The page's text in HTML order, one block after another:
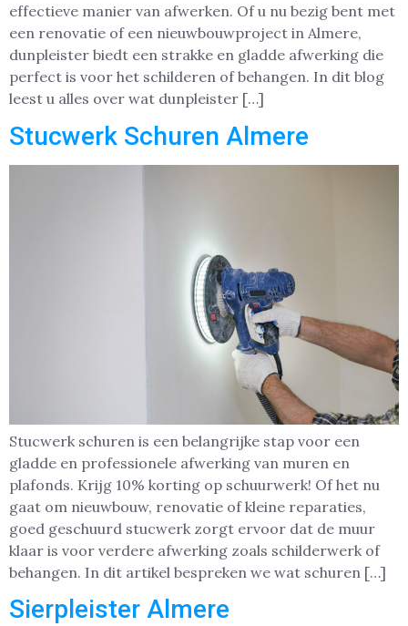
effectieve manier van afwerken. Of u nu bezig bent met
een renovatie of een nieuwbouwproject in Almere,
dunpleister biedt een strakke en gladde afwerking die
perfect is voor het schilderen of behangen. In dit blog
leest u alles over wat dunpleister […]
Stucwerk Schuren Almere
Stucwerk schuren is een belangrijke stap voor een
gladde en professionele afwerking van muren en
plafonds. Krijg 10% korting op schuurwerk! Of het nu
gaat om nieuwbouw, renovatie of kleine reparaties,
goed geschuurd stucwerk zorgt ervoor dat de muur
klaar is voor verdere afwerking zoals schilderwerk of
behangen. In dit artikel bespreken we wat schuren […]
Sierpleister Almere